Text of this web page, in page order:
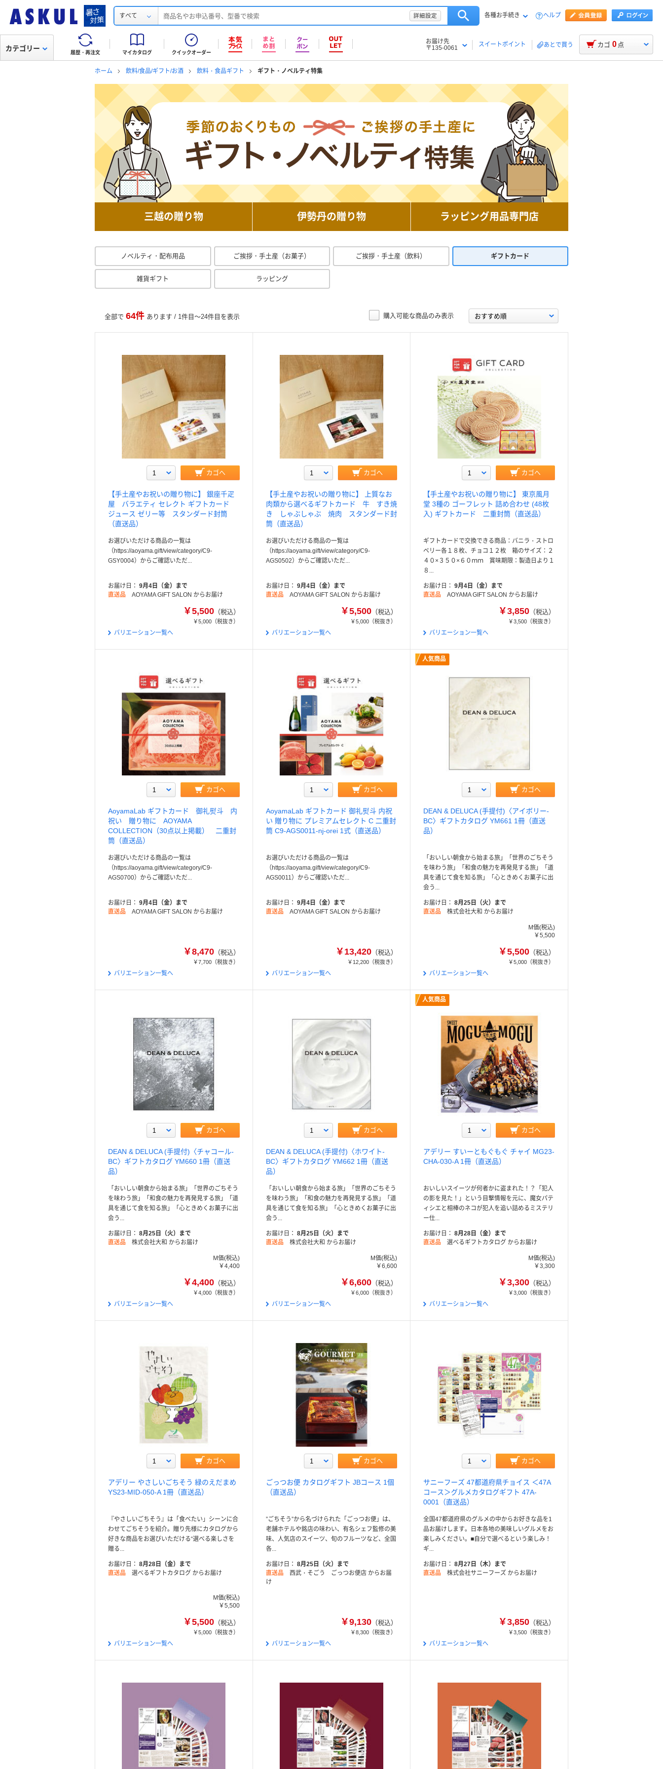
すべて 詳細設定 各種お手続き ヘルプ
履歴・再注文 マイカタログ クイックオーダー
お届け先
〒135-0061
スイートポイント あとで買う
カテゴリー カゴ 0 点
ホーム 飲料/食品/ギフト/お酒 飲料・食品ギフト ギフト・ノベルティ特集
三越の贈り物 伊勢丹の贈り物 ラッピング用品専門店
ノベルティ・配布用品 ご挨拶・手土産（お菓子） ご挨拶・手土産（飲料） ギフトカード
雑貨ギフト ラッピング
全部で 64件 あります / 1件目～24件目を表示 購入可能な商品のみ表示
カゴへ
【手土産やお祝いの贈り物に】 銀座千疋
屋 バラエティ セレクト ギフトカード
ジュース ゼリー等 スタンダード封筒
（直送品）
お選びいただける商品の一覧は
（https://aoyama.gift/view/category/C9-
GSY0004）からご確認いただ...
お届け日
9月4日（金）まで
直送品 AOYAMA GIFT SALON からお届け
￥5,500（税込）
￥5,000（税抜き）
バリエーション一覧へ
カゴへ
【手土産やお祝いの贈り物に】 上質なお
肉類から選べるギフトカード 牛 すき焼
き しゃぶしゃぶ 焼肉 スタンダード封
筒（直送品）
お選びいただける商品の一覧は
（https://aoyama.gift/view/category/C9-
AGS0502）からご確認いただ...
お届け日
9月4日（金）まで
直送品AOYAMA GIFT SALON からお届け
￥5,500 （税込）
￥5,000 （税抜き）
バリエーション一覧へ
カゴへ
【手土産やお祝いの贈り物に】 東京風月
堂 3種の ゴーフレット 詰め合わせ (48枚
入) ギフトカード 二重封筒（直送品）
ギフトカードで交換できる商品：バニラ・ストロ
ベリー各１８枚、チョコ１２枚 箱のサイズ：２
４０×３５０×６０ｍｍ 賞味期限：製造日より１
８...
お届け日
9月4日（金）まで
直送品 AOYAMA GIFT SALON からお届け
￥3,850（税込）
￥3,500（税抜き）
バリエーション一覧へ
カゴへ
AoyamaLab ギフトカード 御礼熨斗 内
祝い 贈り物に AOYAMA
COLLECTION（30点以上掲載） 二重封
筒（直送品）
お選びいただける商品の一覧は
（https://aoyama.gift/view/category/C9-
AGS0700）からご確認いただ...
お届け日
9月4日（金）まで
直送品 AOYAMA GIFT SALON からお届け
￥8,470（税込）
￥7,700（税抜き）
バリエーション一覧へ
カゴへ
AoyamaLab ギフトカード 御礼熨斗 内祝
い 贈り物に プレミアムセレクト C 二重封
筒 C9-AGS0011-nj-orei 1式（直送品）
お選びいただける商品の一覧は
（https://aoyama.gift/view/category/C9-
AGS0011）からご確認いただ...
お届け日
9月4日（金）まで
直送品AOYAMA GIFT SALON からお届け
￥13,420 （税込）
￥12,200 （税抜き）
バリエーション一覧へ
人気商品
カゴへ
DEAN & DELUCA (手提付)〈アイボリー-
BC〉ギフトカタログ YM661 1冊（直送
品）
「おいしい朝食から始まる旅」「世界のごちそう
を味わう旅」「和食の魅力を再発見する旅」「道
具を通じて食を知る旅」「心ときめくお菓子に出
会う...
お届け日
8月25日（火）まで
直送品 株式会社大和 からお届け
M価(税込)
￥5,500
￥5,500（税込）
￥5,000（税抜き）
バリエーション一覧へ
カゴへ
DEAN & DELUCA (手提付)〈チャコール-
BC〉ギフトカタログ YM660 1冊（直送
品）
「おいしい朝食から始まる旅」「世界のごちそう
を味わう旅」「和食の魅力を再発見する旅」「道
具を通じて食を知る旅」「心ときめくお菓子に出
会う...
お届け日
8月25日（火）まで
直送品 株式会社大和 からお届け
M価(税込)
￥4,400
￥4,400（税込）
￥4,000（税抜き）
バリエーション一覧へ
カゴへ
DEAN & DELUCA (手提付)〈ホワイト-
BC〉ギフトカタログ YM662 1冊（直送
品）
「おいしい朝食から始まる旅」「世界のごちそう
を味わう旅」「和食の魅力を再発見する旅」「道
具を通じて食を知る旅」「心ときめくお菓子に出
会う...
お届け日
8月25日（火）まで
直送品株式会社大和 からお届け
M価(税込)
￥6,600
￥6,600 （税込）
￥6,000 （税抜き）
バリエーション一覧へ
人気商品
カゴへ
アデリー すいーともぐもぐ チャイ MG23-
CHA-030-A 1冊（直送品）
おいしいスイーツが何者かに盗まれた！？「犯人
の影を見た！」という目撃情報を元に、魔女パテ
ィシエと相棒のネコが犯人を追い詰めるミステリ
ー仕...
お届け日
8月28日（金）まで
直送品 選べるギフトカタログ からお届け
M価(税込)
￥3,300
￥3,300（税込）
￥3,000（税抜き）
バリエーション一覧へ
カゴへ
アデリー やさしいごちそう 緑のえだまめ
YS23-MID-050-A 1冊（直送品）
『やさしいごちそう』は「食べたい」シーンに合
わせてごちそうを紹介。贈り先様にカタログから
好きな商品をお選びいただける“選べる楽しさを
贈る...
お届け日
8月28日（金）まで
直送品 選べるギフトカタログ からお届け
M価(税込)
￥5,500
￥5,500（税込）
￥5,000（税抜き）
バリエーション一覧へ
カゴへ
ごっつお便 カタログギフト JBコース 1個
（直送品）
”ごちそう”から名づけられた「ごっつお便」は、
老舗ホテルや銘店の味わい、有名シェフ監修の美
味、人気店のスイーツ、旬のフルーツなど、全国
各...
お届け日
8月25日（火）まで
直送品西武・そごう ごっつお便店 からお届
け
￥9,130 （税込）
￥8,300 （税抜き）
バリエーション一覧へ
カゴへ
サニーフーズ 47都道府県チョイス ＜47A
コース＞グルメカタログギフト 47A-
0001（直送品）
全国47都道府県のグルメの中からお好きな品を1
品お届けします。日本各地の美味しいグルメをお
楽しみください。■自分で選べるという楽しみ！
ギ...
お届け日
8月27日（木）まで
直送品 株式会社サニーフーズ からお届け
￥3,850（税込）
￥3,500（税抜き）
バリエーション一覧へ